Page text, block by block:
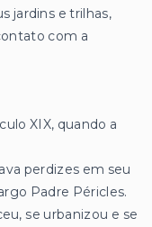
jardins e trilhas,
com a
XIX, quando a
perdizes em seu
Padre Péricles.
se urbanizou e se